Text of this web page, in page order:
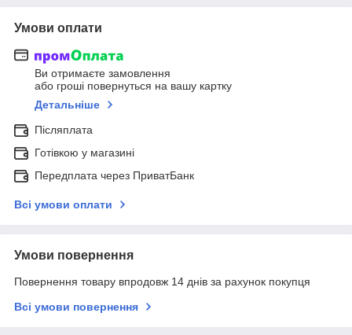
Умови оплати
Ви отримаєте замовлення
або гроші повернуться на вашу картку
Детальніше
Післяплата
Готівкою у магазині
Передплата через ПриватБанк
Всі умови оплати
Умови повернення
Повернення товару впродовж 14 днів за рахунок покупця
Всі умови повернення